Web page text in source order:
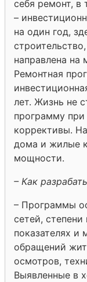
себя ремонт, в
–
на один год,
направлена на
Ремонтная
лет. Жизнь не
программу при
коррективы.
дома и жилые
мощности.
– Как
– Программы
сетей, степени
показателях и
обращений
осмотров,
Выявленные в